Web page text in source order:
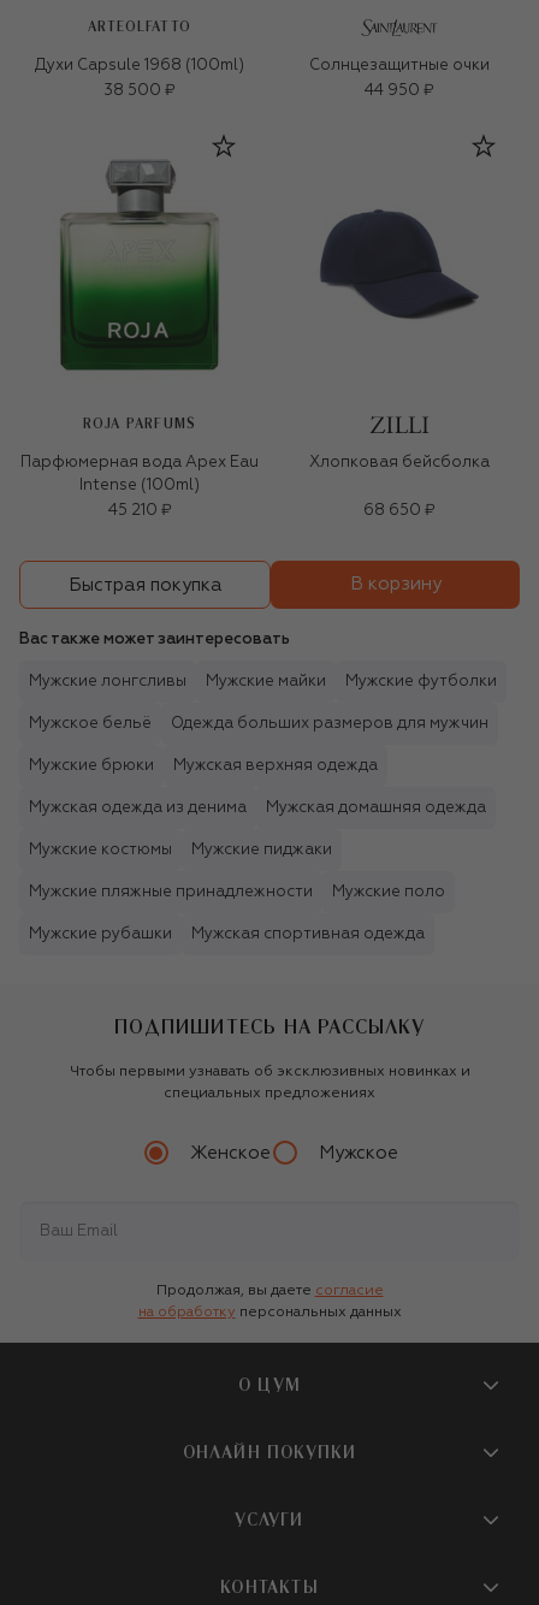
ARTEOLFATTO
Духи Capsule 1968 (100ml)
38 500 ₽
Солнцезащитные очки
44 950 ₽
ROJA PARFUMS
Парфюмерная вода Apex Eau
Intense (100ml)
45 210 ₽
Хлопковая бейсболка
68 650 ₽
Быстрая покупка В корзину
Вас также может заинтересовать
Мужские лонгсливы Мужские майки Мужские футболки
Мужское бельё Одежда больших размеров для мужчин
Мужские брюки Мужская верхняя одежда
Мужская одежда из денима Мужская домашняя одежда
Мужские костюмы Мужские пиджаки
Мужские пляжные принадлежности Мужские поло
Мужские рубашки Мужская спортивная одежда
ПОДПИШИТЕСЬ НА РАССЫЛКУ
Чтобы первыми узнавать об эксклюзивных новинках и
специальных предложениях
Женское Мужское
Продолжая, вы даете согласие
на обработку персональных данных
О ЦУМ
О магазине
Бутики и ПВЗ ЦУМ
ОНЛАЙН ПОКУПКИ
Доставка
УСЛУГИ
КОНТАКТЫ